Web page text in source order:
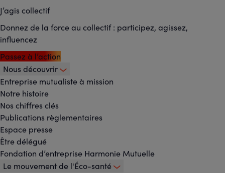
J’agis collectif
Donnez de la force au collectif : participez, agissez,
influencez
Passez à l’action
Footer
-
Menu
principal
Nous découvrir
Entreprise mutualiste à mission
Notre histoire
Nos chiffres clés
Publications règlementaires
Espace presse
Être délégué
Fondation d’entreprise Harmonie Mutuelle
Le mouvement de l'Éco-santé